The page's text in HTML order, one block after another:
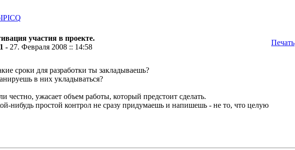
ICQ
участия в проекте.
- 27. Февраля 2008 :: 14:58
Печать
сроки для разработки ты закладываешь?
в них укладываться?
честно, ужасает объем работы, который предстоит сделать.
нибудь простой контрол не сразу придумаешь и напишешь - не то, что целую